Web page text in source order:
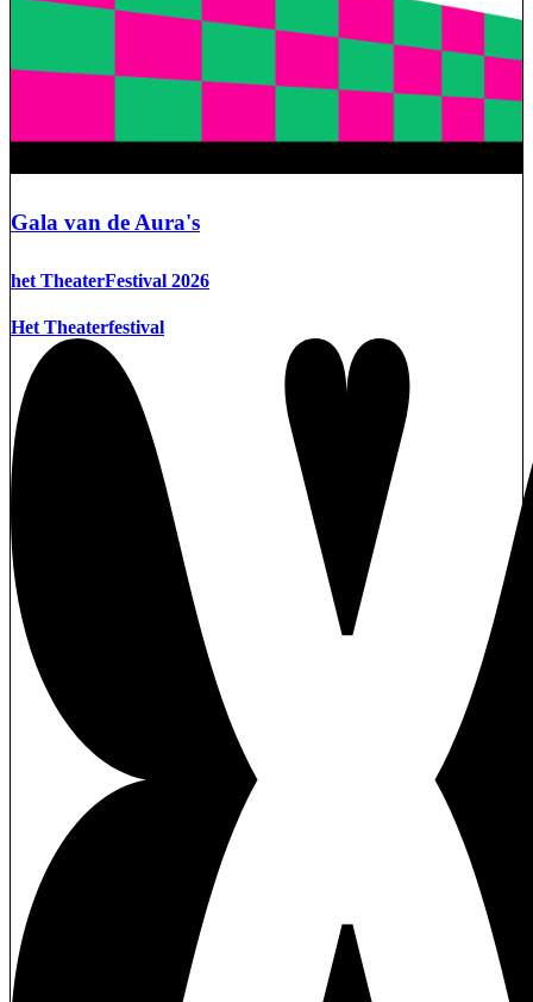
Gala van de Aura's
het TheaterFestival 2026
Het Theaterfestival